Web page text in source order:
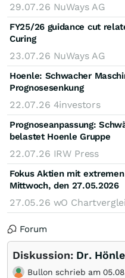
29.07.26 NuWays AG
FY25/26 guidance cut
Curing
23.07.26 NuWays AG
Hoenle: Schwacher
Prognosesenkung
22.07.26 4investors
Prognoseanpassung:
belastet Hoenle Gruppe
22.07.26 IRW Press
Fokus Aktien mit
Mittwoch, den 27.05.2026
27.05.26 wO
Forum
Diskussion: Dr.
Bullon schrieb am